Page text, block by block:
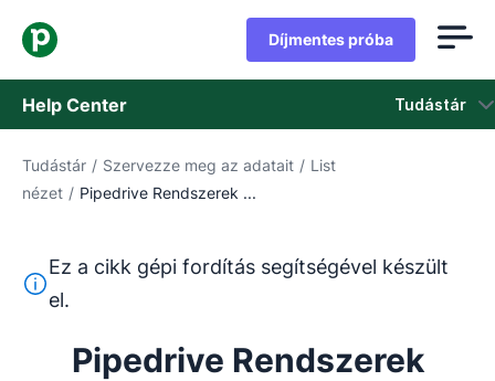
Díjmentes próba
Help Center Tudástár
Tudástár
Vegye fel a kapcsolatot az ügyfélszolgálattal
Tudástár / Szervezze meg az adatait / List
nézet / Pipedrive Rendszerek ...
Ez a szöveg gépi fordítóeszközzel lett lefordítva
Ez a cikk gépi fordítás segítségével készült
el.
Pipedrive Rendszerek